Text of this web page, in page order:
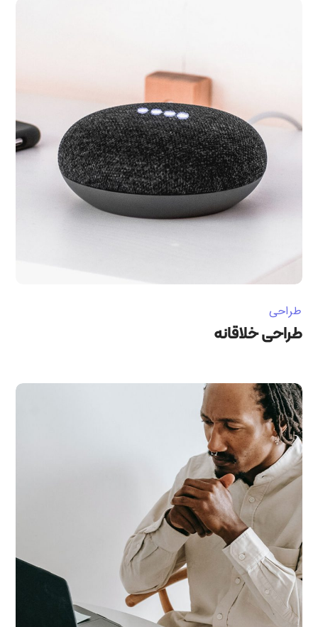
طراحی
طراحی خلاقانه